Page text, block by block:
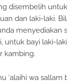
disembelih
dan laki-laki.
menyediakan
untuk bayi laki-
kambing.
‘alaihi wa sallam